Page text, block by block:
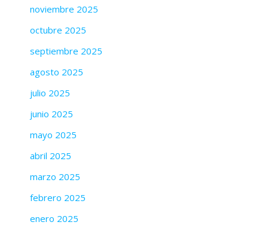
noviembre 2025
octubre 2025
septiembre 2025
agosto 2025
julio 2025
junio 2025
mayo 2025
abril 2025
marzo 2025
febrero 2025
enero 2025